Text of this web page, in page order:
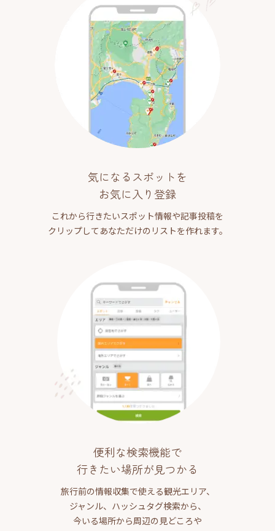
気になるスポットを
お気に入り登録
これから行きたいスポット情報や記事投稿を
クリップしてあなただけのリストを作れます。
便利な検索機能で
行きたい場所が見つかる
旅行前の情報収集で使える観光エリア、
ジャンル、ハッシュタグ検索から、
今いる場所から周辺の見どころや